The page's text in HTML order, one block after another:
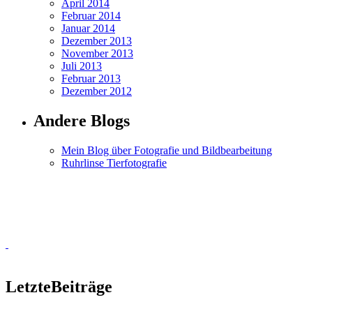
April 2014
Februar 2014
Januar 2014
Dezember 2013
November 2013
Juli 2013
Februar 2013
Dezember 2012
Andere Blogs
Mein Blog über Fotografie und Bildbearbeitung
Ruhrlinse Tierfotografie
LetzteBeiträge